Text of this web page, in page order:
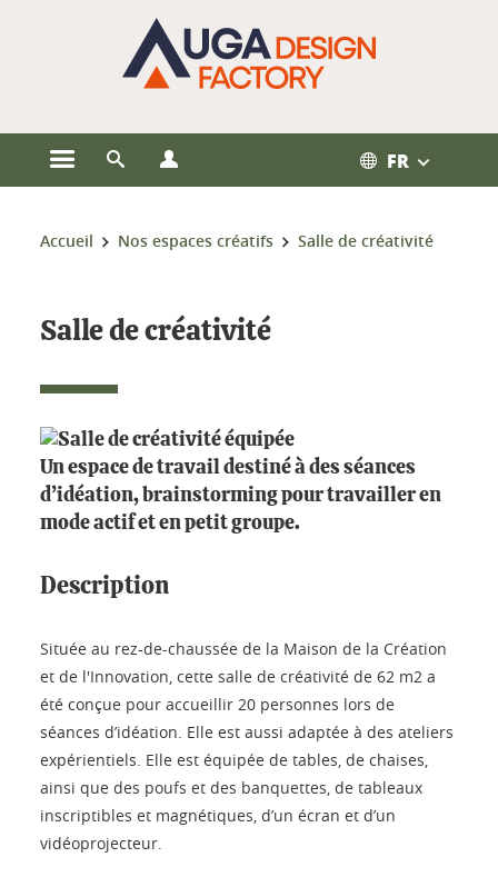
Ouvrir le menu principal
Ouvrir le moteur de recherche FR
Vous êtes ici :
Accueil Nos espaces créatifs Salle de créativité
Salle de créativité
Un espace de travail destiné à des séances
d’idéation, brainstorming pour travailler en
mode actif et en petit groupe.
Description
Située au rez-de-chaussée de la Maison de la Création
et de l'Innovation, cette salle de créativité de 62 m2 a
été conçue pour accueillir 20 personnes lors de
séances d’idéation. Elle est aussi adaptée à des ateliers
expérientiels. Elle est équipée de tables, de chaises,
ainsi que des poufs et des banquettes, de tableaux
inscriptibles et magnétiques, d’un écran et d’un
vidéoprojecteur.